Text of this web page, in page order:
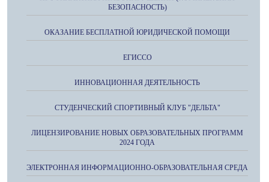
БЕЗОПАСНОСТЬ)
ОКАЗАНИЕ БЕСПЛАТНОЙ ЮРИДИЧЕСКОЙ ПОМОЩИ
ЕГИССО
ИННОВАЦИОННАЯ ДЕЯТЕЛЬНОСТЬ
СТУДЕНЧЕСКИЙ СПОРТИВНЫЙ КЛУБ "ДЕЛЬТА"
ЛИЦЕНЗИРОВАНИЕ НОВЫХ ОБРАЗОВАТЕЛЬНЫХ ПРОГРАММ
2024 ГОДА
ЭЛЕКТРОННАЯ ИНФОРМАЦИОННО-ОБРАЗОВАТЕЛЬНАЯ СРЕДА